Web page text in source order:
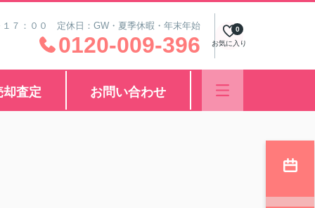
１７：００ 定休日：GW・夏季休暇・年末年始
0120-009-396 お気に入り
0
却査定 お問い合わせ